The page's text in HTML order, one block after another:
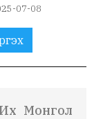
07-08
Монгол